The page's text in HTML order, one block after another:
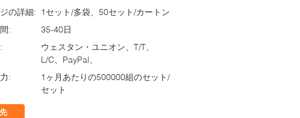
の詳細: 1セット/多袋、50セット/カートン
:
35-40日
ウェスタン・ユニオン、T/T、
L/C、PayPal、
:
1ヶ月あたりの500000組のセット/
セット